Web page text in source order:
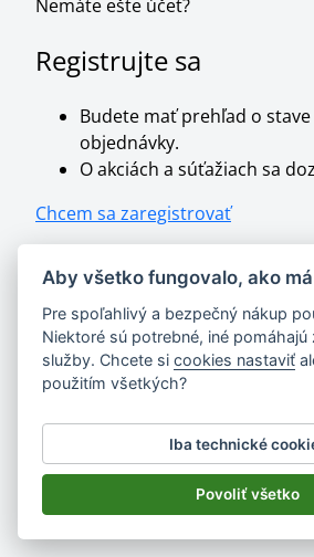
Nemáte ešte účet?
Registrujte sa
Budete mať prehľad o stave
objednávky.
O akciách a súťažiach sa
Chcem sa zaregistrovať
Aby všetko fungovalo, ako má
Pre spoľahlivý a bezpečný nákup
Niektoré sú potrebné, iné pomáhajú
služby. Chcete sicookies nastaviť
použitím všetkých?
Iba technické
Povoliť všetko